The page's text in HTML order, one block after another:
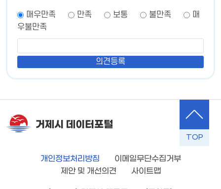
매우만족 만족 보통 불만족
매
우불만족
거제시 데이터포털
개인정보처리방침
이메일무단수집거부
제안 및 개선의견
사이트맵
TOP